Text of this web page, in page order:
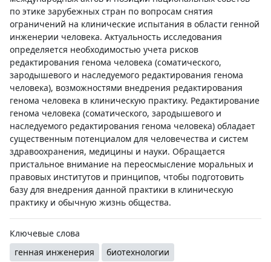
по этике зарубежных стран по вопросам снятия
ограничений на клинические испытания в области генной
инженерии человека. Актуальность исследования
определяется необходимостью учета рисков
редактирования генома человека (соматического,
зародышевого и наследуемого редактирования генома
человека), возможностями внедрения редактирования
генома человека в клиническую практику. Редактирование
генома человека (соматического, зародышевого и
наследуемого редактирования генома человека) обладает
существенным потенциалом для человечества и систем
здравоохранения, медицины и науки. Обращается
пристальное внимание на переосмысление моральных и
правовых институтов и принципов, чтобы подготовить
базу для внедрения данной практики в клиническую
практику и обычную жизнь общества.
Ключевые слова
генная инженерия
биотехнологии